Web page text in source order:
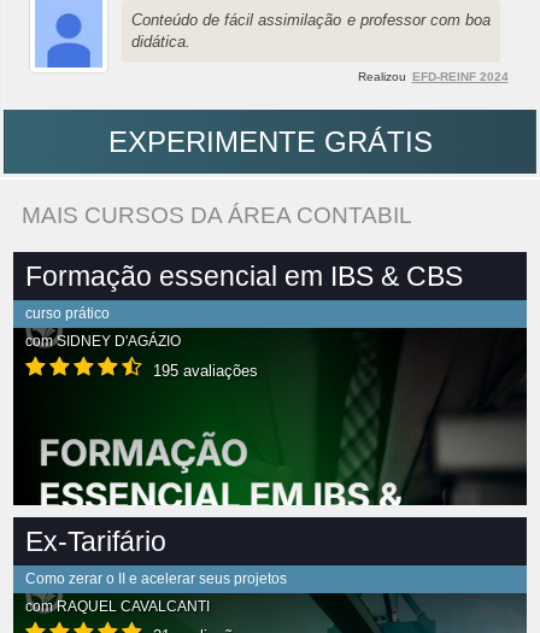
Conteúdo de fácil assimilação e professor com boa
didática.
Realizou EFD-REINF 2024
EXPERIMENTE GRÁTIS
MAIS CURSOS DA ÁREA CONTABIL
Formação essencial em IBS & CBS
curso prático
comSIDNEY D'AGÁZIO
195 avaliações
Ex-Tarifário
Como zerar o II e acelerar seus projetos
comRAQUEL CAVALCANTI